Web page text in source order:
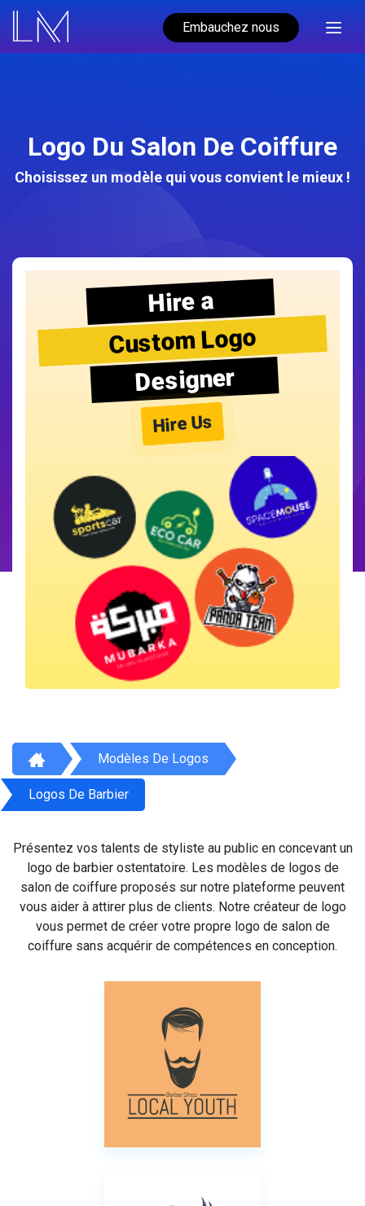
Embauchez nous
Logo Du Salon De Coiffure
Choisissez un modèle qui vous convient le mieux !
Hire a
Custom Logo
Designer
Hire Us
Modèles De Logos
Logos De Barbier
Présentez vos talents de styliste au public en concevant un
logo de barbier ostentatoire. Les modèles de logos de
salon de coiffure proposés sur notre plateforme peuvent
vous aider à attirer plus de clients. Notre créateur de logo
vous permet de créer votre propre logo de salon de
coiffure sans acquérir de compétences en conception.